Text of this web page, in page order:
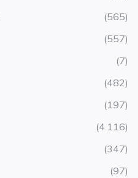
(565)
(557)
(7)
(482)
(197)
(4.116)
(347)
(97)